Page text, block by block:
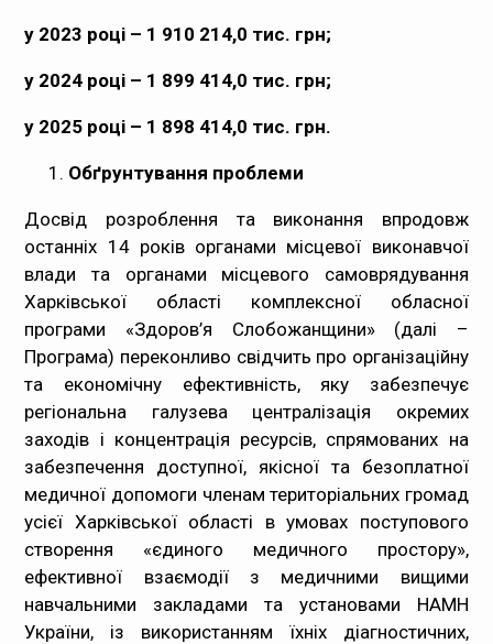
у 2023 році – 1 910 214,0 тис. грн;
у 2024 році – 1 899 414,0 тис. грн;
у 2025 році – 1 898 414,0 тис. грн.
Обґрунтування проблеми
Досвід розроблення та виконання впродовж
останніх 14 років органами місцевої виконавчої
влади та органами місцевого самоврядування
Харківської області комплексної обласної
програми «Здоров’я Слобожанщини» (далі –
Програма) переконливо свідчить про організаційну
та економічну ефективність, яку забезпечує
регіональна галузева централізація окремих
заходів і концентрація ресурсів, спрямованих на
забезпечення доступної, якісної та безоплатної
медичної допомоги членам територіальних громад
усієї Харківської області в умовах поступового
створення «єдиного медичного простору»,
ефективної взаємодії з медичними вищими
навчальними закладами та установами НАМН
України, із використанням їхніх діагностичних,